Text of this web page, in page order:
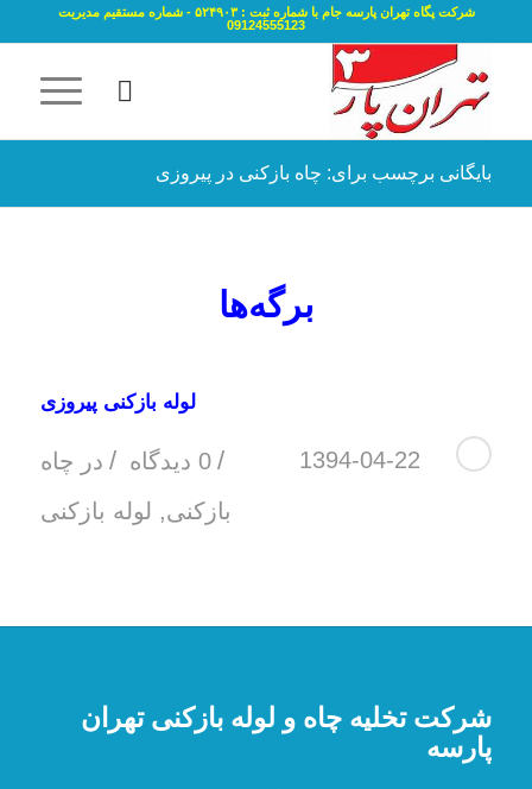
شرکت پگاه تهران پارسه جام با شماره ثبت : ۵۲۴۹۰۳ - شماره مستقیم مدیریت
09124555123
بایگانی برچسب برای: چاه بازکنی در پیروزی
برگه‌ها
لوله بازکنی پیروزی
1394-04-22
/ 0 دیدگاه / در چاه
بازکنی, لوله بازکنی
شرکت تخلیه چاه و لوله بازکنی تهران
پارسه